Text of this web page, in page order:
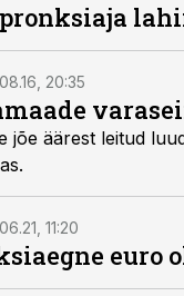
20:35
jõe äärest leitud
11:20
euro